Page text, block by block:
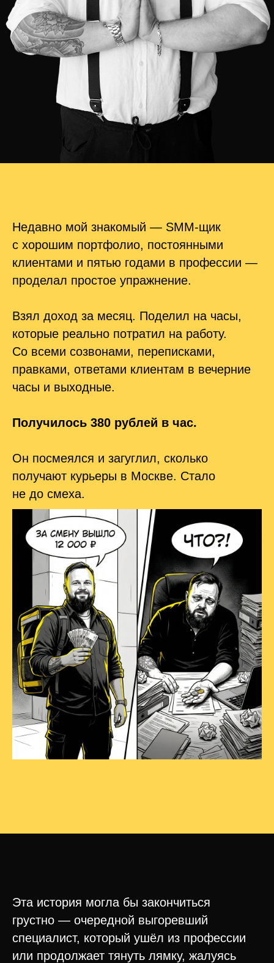
Недавно мой знакомый — SMM-щик
с хорошим портфолио, постоянными
клиентами и пятью годами в профессии —
проделал простое упражнение.
Взял доход за месяц. Поделил на часы,
которые реально потратил на работу.
Со всеми созвонами, переписками,
правками, ответами клиентам в вечерние
часы и выходные.
Получилось 380 рублей в час.
Он посмеялся и загуглил, сколько
получают курьеры в Москве. Стало
не до смеха.
Эта история могла бы закончиться
грустно — очередной выгоревший
специалист, который ушёл из профессии
или продолжает тянуть лямку, жалуясь
УЗНАТЬ, КАК ОН ЭТО